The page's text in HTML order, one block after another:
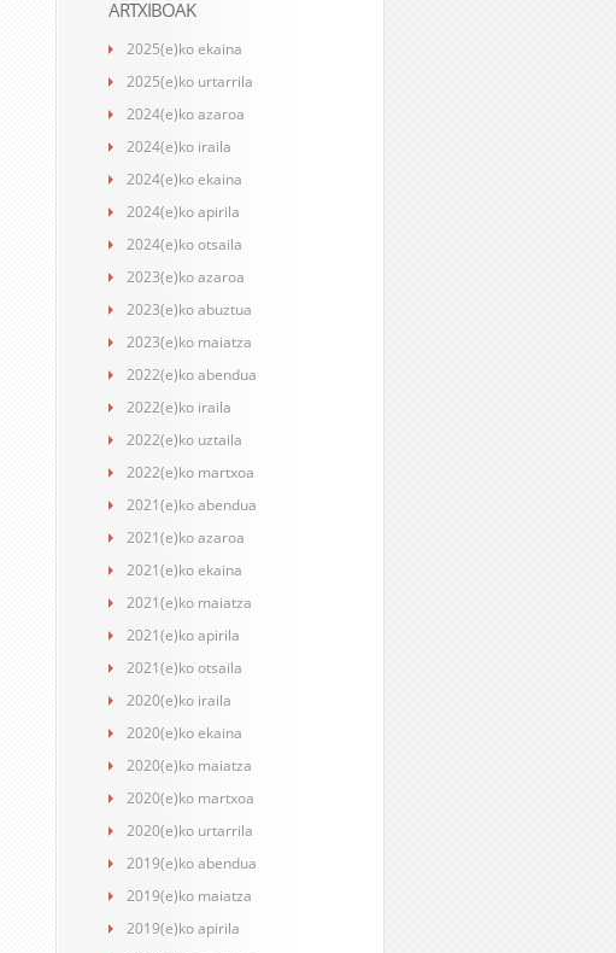
ARTXIBOAK
2025(e)ko ekaina
2025(e)ko urtarrila
2024(e)ko azaroa
2024(e)ko iraila
2024(e)ko ekaina
2024(e)ko apirila
2024(e)ko otsaila
2023(e)ko azaroa
2023(e)ko abuztua
2023(e)ko maiatza
2022(e)ko abendua
2022(e)ko iraila
2022(e)ko uztaila
2022(e)ko martxoa
2021(e)ko abendua
2021(e)ko azaroa
2021(e)ko ekaina
2021(e)ko maiatza
2021(e)ko apirila
2021(e)ko otsaila
2020(e)ko iraila
2020(e)ko ekaina
2020(e)ko maiatza
2020(e)ko martxoa
2020(e)ko urtarrila
2019(e)ko abendua
2019(e)ko maiatza
2019(e)ko apirila